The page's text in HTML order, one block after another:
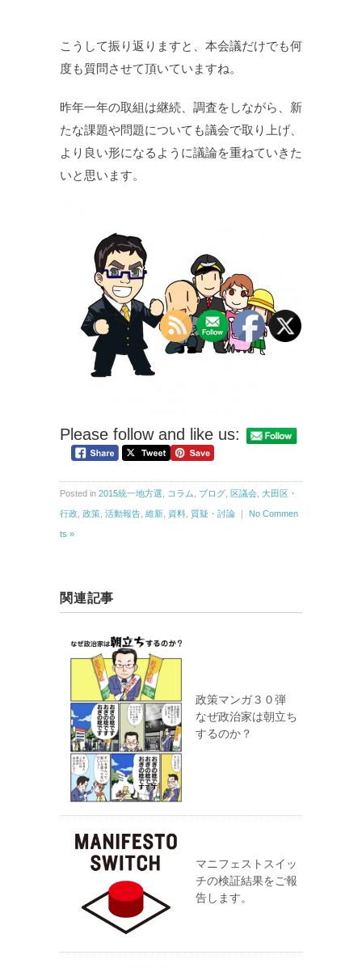
こうして振り返りますと、本会議だけでも何
度も質問させて頂いていますね。
昨年一年の取組は継続、調査をしながら、新
たな課題や問題についても議会で取り上げ、
より良い形になるように議論を重ねていきた
いと思います。
Please follow and like us:
Posted in 2015統一地方選 コラム ブログ 区議会 大田区・
行政 政策 活動報告 維新 資料 質疑・討論 ｜ No Commen
ts »
関連記事
政策マンガ３０弾
なぜ政治家は朝立ち
するのか？
マニフェストスイッ
チの検証結果をご報
告します。